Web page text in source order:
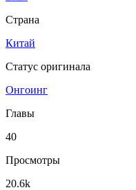
Страна
Китай
Статус оригинала
Онгоинг
Главы
40
Просмотры
20.6k